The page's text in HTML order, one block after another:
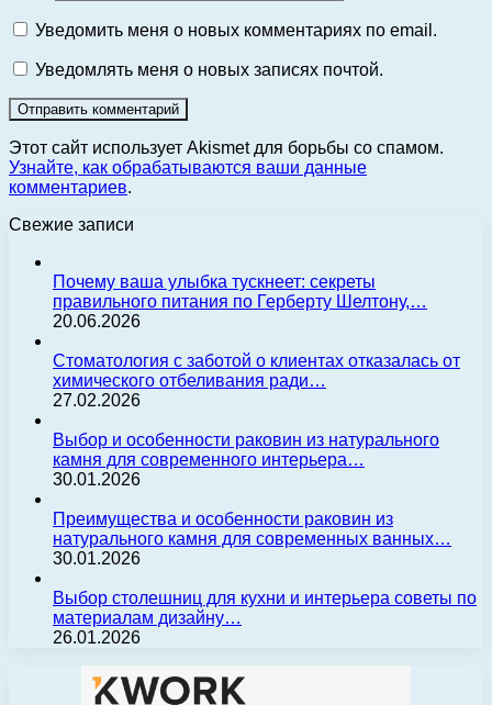
Уведомить меня о новых комментариях по email.
Уведомлять меня о новых записях почтой.
Этот сайт использует Akismet для борьбы со спамом.
Узнайте, как обрабатываются ваши данные
комментариев.
Свежие записи
Почему ваша улыбка тускнеет: секреты
правильного питания по Герберту Шелтону,…
20.06.2026
Стоматология с заботой о клиентах отказалась от
химического отбеливания ради…
27.02.2026
Выбор и особенности раковин из натурального
камня для современного интерьера…
30.01.2026
Преимущества и особенности раковин из
натурального камня для современных ванных…
30.01.2026
Выбор столешниц для кухни и интерьера советы по
материалам дизайну…
26.01.2026